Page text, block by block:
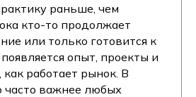
раньше, чем
кто-то продолжает
или только готовится к
опыт, проекты и
работает рынок. В
часто важнее любых